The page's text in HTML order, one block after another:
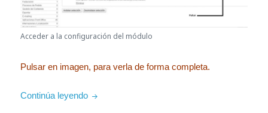
Acceder a la configuración del módulo
Pulsar en imagen, para verla de forma completa.
Continúa leyendo Recibir aviso por email de los pedidos en